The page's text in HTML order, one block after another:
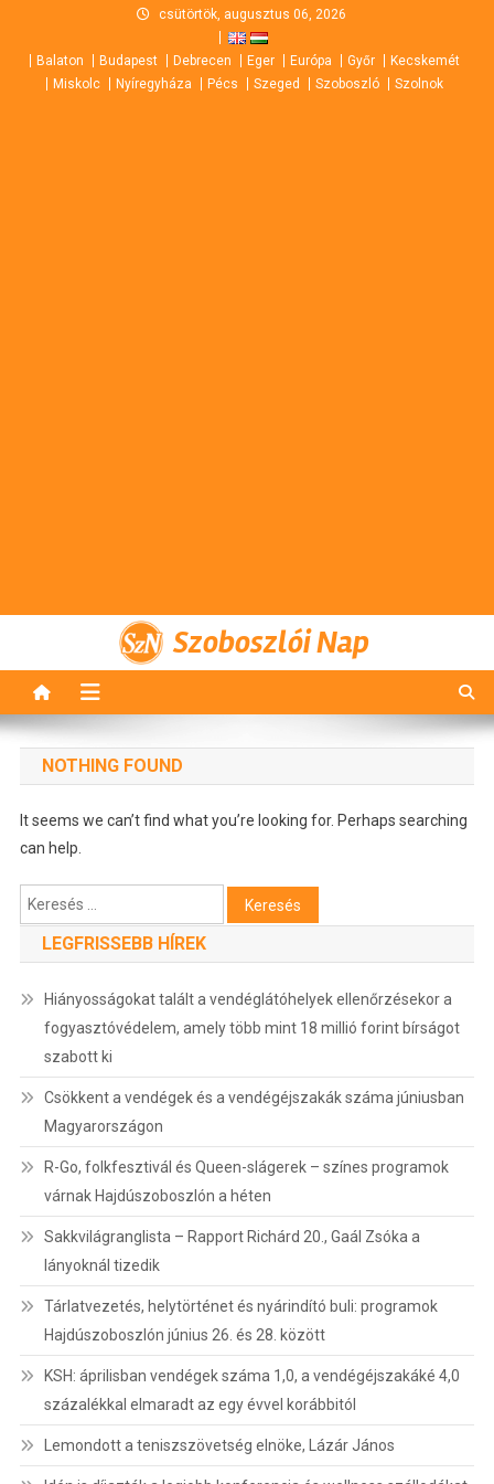
content
csütörtök, augusztus 06, 2026
Balaton Budapest Debrecen Eger Európa Győr
Kecskemét
Miskolc
Nyíregyháza Pécs Szeged Szoboszló Szolnok
Szoboszlói Nap
NOTHING FOUND
It seems we can’t find what you’re looking for. Perhaps searching
can help.
Keresés:
LEGFRISSEBB HÍREK
Hiányosságokat talált a vendéglátóhelyek ellenőrzésekor a
fogyasztóvédelem, amely több mint 18 millió forint bírságot
szabott ki
Csökkent a vendégek és a vendégéjszakák száma júniusban
Magyarországon
R-Go, folkfesztivál és Queen-slágerek – színes programok
várnak Hajdúszoboszlón a héten
Sakkvilágranglista – Rapport Richárd 20., Gaál Zsóka a
lányoknál tizedik
Tárlatvezetés, helytörténet és nyárindító buli: programok
Hajdúszoboszlón június 26. és 28. között
KSH: áprilisban vendégek száma 1,0, a vendégéjszakáké 4,0
százalékkal elmaradt az egy évvel korábbitól
Lemondott a teniszszövetség elnöke, Lázár János